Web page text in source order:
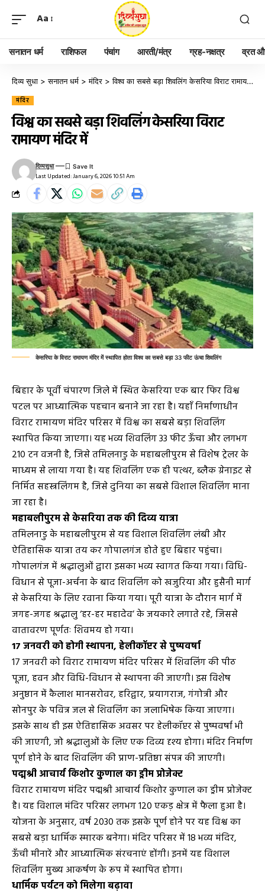
Aa
सनातन धर्म राशिफल पंचांग आरती/मंत्र ग्रह-नक्षत्र व्रत
दिव्य सुधा >सनातन धर्म >मंदिर >विश्व का सबसे बड़ा शिवलिंग केसरिया विराट रामायण मंदिर में
मंदिर
विश्व का सबसे बड़ा शिवलिंग केसरिया विराट
रामायण मंदिर में
Last Updated: January 6, 2026 10:51 Am
दिव्यसुधा
केसरिया के विराट रामायण मंदिर में स्थापित होता विश्व का सबसे बड़ा 33 फीट ऊंचा शिवलिंग
बिहार के पूर्वी चंपारण जिले में स्थित केसरिया एक बार फिर विश्व
पटल पर आध्यात्मिक पहचान बनाने जा रहा है। यहाँ निर्माणाधीन
विराट रामायण मंदिर परिसर में विश्व का सबसे बड़ा शिवलिंग
स्थापित किया जाएगा। यह भव्य शिवलिंग 33 फीट ऊँचा और लगभग
210 टन वजनी है, जिसे तमिलनाडु के महाबलीपुरम से विशेष ट्रेलर के
माध्यम से लाया गया है। यह शिवलिंग एक ही पत्थर, ब्लैक ग्रेनाइट से
निर्मित सहस्त्रलिंगम है, जिसे दुनिया का सबसे विशाल शिवलिंग माना
जा रहा है।
महाबलीपुरम से केसरिया तक की दिव्य यात्रा
तमिलनाडु के महाबलीपुरम से यह विशाल शिवलिंग लंबी और
ऐतिहासिक यात्रा तय कर गोपालगंज होते हुए बिहार पहुंचा।
गोपालगंज में श्रद्धालुओं द्वारा इसका भव्य स्वागत किया गया। विधि-
विधान से पूजा-अर्चना के बाद शिवलिंग को खजुरिया और हुसैनी मार्ग
से केसरिया के लिए रवाना किया गया। पूरी यात्रा के दौरान मार्ग में
जगह-जगह श्रद्धालु ‘हर-हर महादेव’ के जयकारे लगाते रहे, जिससे
वातावरण पूर्णतः शिवमय हो गया।
17 जनवरी को होगी स्थापना, हेलीकॉप्टर से पुष्पवर्षा
17 जनवरी को विराट रामायण मंदिर परिसर में शिवलिंग की पीठ
पूजा, हवन और विधि-विधान से स्थापना की जाएगी। इस विशेष
अनुष्ठान में कैलाश मानसरोवर, हरिद्वार, प्रयागराज, गंगोत्री और
सोनपुर के पवित्र जल से शिवलिंग का जलाभिषेक किया जाएगा।
इसके साथ ही इस ऐतिहासिक अवसर पर हेलीकॉप्टर से पुष्पवर्षा भी
की जाएगी, जो श्रद्धालुओं के लिए एक दिव्य दृश्य होगा। मंदिर निर्माण
पूर्ण होने के बाद शिवलिंग की प्राण-प्रतिष्ठा संपन्न की जाएगी।
पद्मश्री आचार्य किशोर कुणाल का ड्रीम प्रोजेक्ट
विराट रामायण मंदिर पद्मश्री आचार्य किशोर कुणाल का ड्रीम प्रोजेक्ट
है। यह विशाल मंदिर परिसर लगभग 120 एकड़ क्षेत्र में फैला हुआ है।
योजना के अनुसार, वर्ष 2030 तक इसके पूर्ण होने पर यह विश्व का
सबसे बड़ा धार्मिक स्मारक बनेगा। मंदिर परिसर में 18 भव्य मंदिर,
ऊँची मीनारें और आध्यात्मिक संरचनाएं होंगी। इनमें यह विशाल
शिवलिंग मुख्य आकर्षण के रूप में स्थापित होगा।
धार्मिक पर्यटन को मिलेगा बढ़ावा